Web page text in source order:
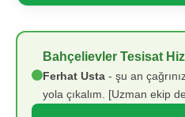
Bahçelievler Tesisat
Ferhat Usta - şu an
yola çıkalım. [Uzman ekip